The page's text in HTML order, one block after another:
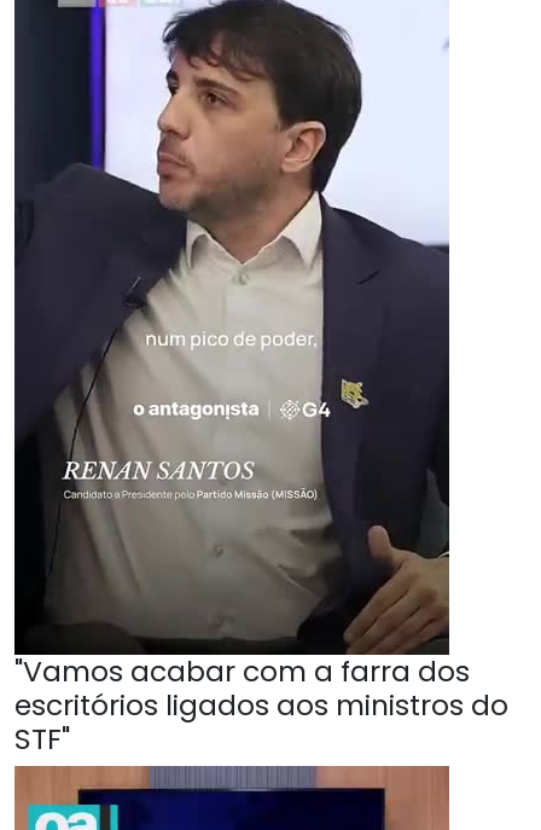
"Vamos acabar com a farra dos
escritórios ligados aos ministros do
STF"